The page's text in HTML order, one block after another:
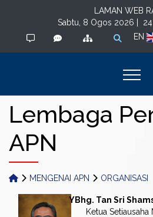
LAMAN WEB
Sabtu, 8 Ogos 2026 |
EN
Lembaga
APN
MENGENAI APN ORGANISASI
YBhg. Tan Sri
Ketua